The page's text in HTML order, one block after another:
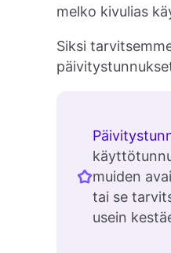
melko kivulias
Siksi
muiden
tai se
usein